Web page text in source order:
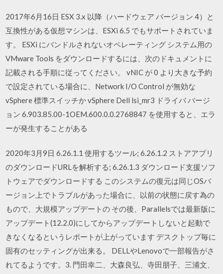
2017年6月16日 ESX 3.x 以降（ハードウェア バージョン 4）と
互換性がある仮想マシンは、ESXi 6.5 でもサポートされていま
す。 ESXi にバンドルされないオペレーティング システム用の
VMware Tools をダウンロードするには、次のドキュメントに
記載される手順に従ってください。 vNIC が 0 より大きな予約
で設定されている場合に、Network I/O Control が無効な
vSphere 標準スイッチか vSphere Dell lsi_mr3 ドライバ バージ
ョン 6.903.85.00-1OEM.600.0.0.2768847 を使用すると、エラ
ーが発生することがある
2020年3月9日 6.26.1.1 使用するツール; 6.26.1.2 ストアアプリ
のダウンロードURLを解析する; 6.26.1.3 ダウンロード支援ソフ
トウェアでダウンロードする このシステムの復元は同じOSバ
ージョン上でトラブルがあった場合に、以前の状態に戻す為の
もので、大規模アップデートの その後、Parallelsでは最新版に
アップデート(12.2.0)にしてからアップデートしないと起動で
きなくなるというレポートが上がっています デスクトップ毎に
固有のセッティングが出来る。 DELLやLenovoで一部報告がさ
れてるようです。3. 門田幸二、大森良弘、寺田朋子、三浦文、